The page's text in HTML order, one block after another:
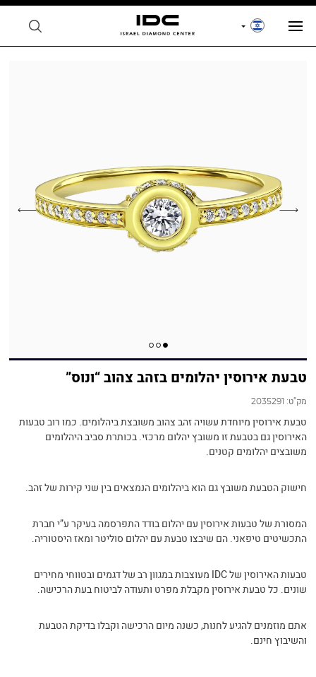
טבעת אירוסין יהלומים בזהב צהוב “ונוס”
מק"ט: 2035291
טבעת אירוסין מיוחדת עשויה זהב צהוב משובצת ביהלומים. כמו רוב טבעות
האירוסין גם בטבעת זו משובץ יהלום מרכזי. בכותרת סביב היהלומים
משובצים יהלומים קטנים.
חישוק הטבעת משובץ גם הוא ביהלומים הנמצאים בין שני קירות של זהב.
המסורת של טבעות אירוסין עם יהלום בודד התפרסמה בעיקר ע”י חברת
התכשיטים טיפאני. הם שיבצו טבעת עם יהלום סוליטר ומאז היסטוריה.
טבעות האירוסין של IDC מעוצבות במגוון רב של דגמים ובטווחי מחירים
שונים. כל טבעת אירוסין מקבלת מפרט ותעודה לביטוח בעת הרכישה.
אתם מוזמנים להגיע לחנות, כשנה מיום הרכישה וקבלו בדיקת הטבעת
והשיבוץ חינם.